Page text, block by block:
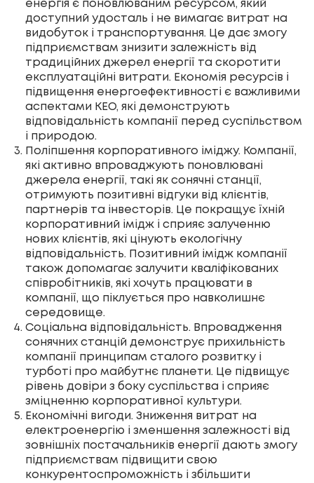
енергія є поновлюваним ресурсом, який
доступний удосталь і не вимагає витрат на
видобуток і транспортування. Це дає змогу
підприємствам знизити залежність від
традиційних джерел енергії та скоротити
експлуатаційні витрати. Економія ресурсів і
підвищення енергоефективності є важливими
аспектами КЕО, які демонструють
відповідальність компанії перед суспільством
і природою.
Поліпшення корпоративного іміджу. Компанії,
які активно впроваджують поновлювані
джерела енергії, такі як сонячні станції,
отримують позитивні відгуки від клієнтів,
партнерів та інвесторів. Це покращує їхній
корпоративний імідж і сприяє залученню
нових клієнтів, які цінують екологічну
відповідальність. Позитивний імідж компанії
також допомагає залучити кваліфікованих
співробітників, які хочуть працювати в
компанії, що піклується про навколишнє
середовище.
Соціальна відповідальність. Впровадження
сонячних станцій демонструє прихильність
компанії принципам сталого розвитку і
турботі про майбутнє планети. Це підвищує
рівень довіри з боку суспільства і сприяє
зміцненню корпоративної культури.
Економічні вигоди. Зниження витрат на
електроенергію і зменшення залежності від
зовнішніх постачальників енергії дають змогу
підприємствам підвищити свою
конкурентоспроможність і збільшити